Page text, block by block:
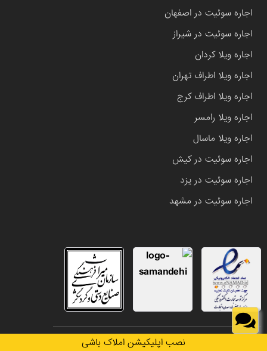
نصب اپلیکیشن املاک باشی
اجاره سوئیت در اصفهان
اجاره سوئیت در شیراز
اجاره ویلا کردان
اجاره ویلا اطراف تهران
اجاره ویلا اطراف کرج
اجاره ویلا رامسر
اجاره ویلا ماسال
اجاره سوئیت در کیش
اجاره سوئیت در یزد
اجاره سوئیت در مشهد
تمامی حقوق این وب سایت متعلق به املاک باشی می باشد.